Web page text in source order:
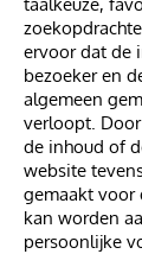
ervoor dat de
bezoeker en
algemeen
verloopt.
de inhoud of
website
gemaakt voor
kan worden
persoonlijke